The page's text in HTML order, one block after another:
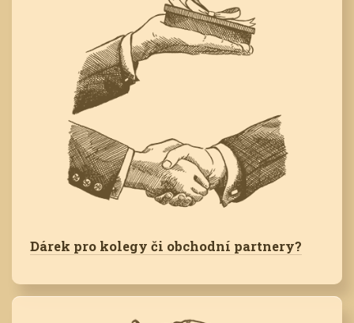
Dárek pro kolegy či obchodní partnery?